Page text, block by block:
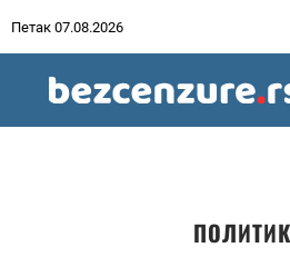
Петак 07.08.2026